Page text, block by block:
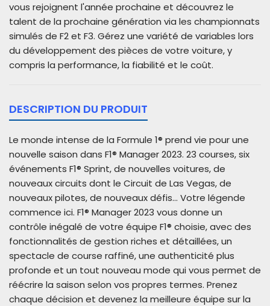
vous rejoignent l'année prochaine et découvrez le
talent de la prochaine génération via les championnats
simulés de F2 et F3. Gérez une variété de variables lors
du développement des pièces de votre voiture, y
compris la performance, la fiabilité et le coût.
DESCRIPTION DU PRODUIT
Le monde intense de la Formule 1® prend vie pour une
nouvelle saison dans F1® Manager 2023. 23 courses, six
événements F1® Sprint, de nouvelles voitures, de
nouveaux circuits dont le Circuit de Las Vegas, de
nouveaux pilotes, de nouveaux défis... Votre légende
commence ici. F1® Manager 2023 vous donne un
contrôle inégalé de votre équipe F1® choisie, avec des
fonctionnalités de gestion riches et détaillées, un
spectacle de course raffiné, une authenticité plus
profonde et un tout nouveau mode qui vous permet de
réécrire la saison selon vos propres termes. Prenez
chaque décision et devenez la meilleure équipe sur la